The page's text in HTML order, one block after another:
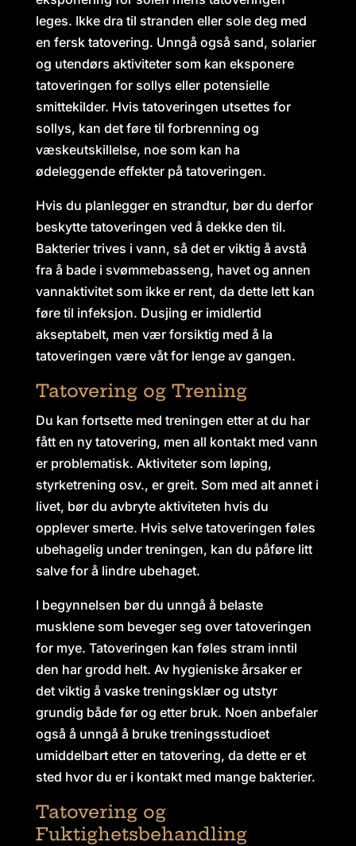
leges. Ikke dra til stranden eller sole deg med
en fersk tatovering. Unngå også sand, solarier
og utendørs aktiviteter som kan eksponere
tatoveringen for sollys eller potensielle
smittekilder. Hvis tatoveringen utsettes for
sollys, kan det føre til forbrenning og
væskeutskillelse, noe som kan ha
ødeleggende effekter på tatoveringen.
Hvis du planlegger en strandtur, bør du derfor
beskytte tatoveringen ved å dekke den til.
Bakterier trives i vann, så det er viktig å avstå
fra å bade i svømmebasseng, havet og annen
vannaktivitet som ikke er rent, da dette lett kan
føre til infeksjon. Dusjing er imidlertid
akseptabelt, men vær forsiktig med å la
tatoveringen være våt for lenge av gangen.
Tatovering og Trening
Du kan fortsette med treningen etter at du har
fått en ny tatovering, men all kontakt med vann
er problematisk. Aktiviteter som løping,
styrketrening osv., er greit. Som med alt annet i
livet, bør du avbryte aktiviteten hvis du
opplever smerte. Hvis selve tatoveringen føles
ubehagelig under treningen, kan du påføre litt
salve for å lindre ubehaget.
I begynnelsen bør du unngå å belaste
musklene som beveger seg over tatoveringen
for mye. Tatoveringen kan føles stram inntil
den har grodd helt. Av hygieniske årsaker er
det viktig å vaske treningsklær og utstyr
grundig både før og etter bruk. Noen anbefaler
også å unngå å bruke treningsstudioet
umiddelbart etter en tatovering, da dette er et
sted hvor du er i kontakt med mange bakterier.
Tatovering og
Fuktighetsbehandling